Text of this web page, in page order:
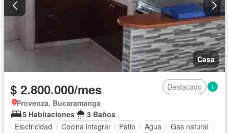
Casa
$ 2.800.000/mes
Destacado
Provenza, Bucaramanga
5 Habitaciones
3 Baños
Electricidad
Cocina integral Patio Agua Gas natural